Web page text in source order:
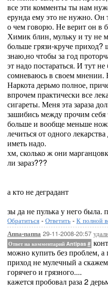
все эти комменты ты нам
ерунда ему это не нужно. Он
о чем говорю. Не верит он в
Химик блин, мульку и ту не
больше грязи-круче
знаю,но чтобы за год
эт надо постараться. И тут
сомневаюсь в своем мнении.
Наркота дерьмо полное,
впрочем практически все
сигареты. Меня эта зараза
зашибись между прочим себя
больше и вообще меньше
лечиться от одного
иметь надо.
хм, сколько ж они
ли зараз???
а кто не деградант
зы да не пулька у него была.
Обратиться - Ответить - К полной
Аппа-паппа 29-11-2008-20:57
Ответ на комментарий Antipas #
можно купить без проблем, а
приход не мулечный а
горячего и грязного....
кажется пробовал раза 2